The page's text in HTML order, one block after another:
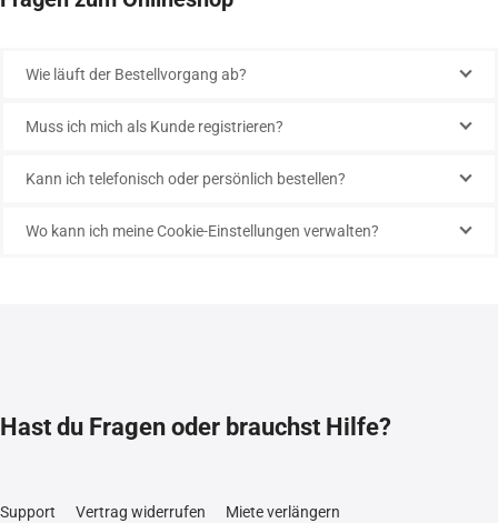
Wie läuft der Bestellvorgang ab?
Muss ich mich als Kunde registrieren?
Kann ich telefonisch oder persönlich bestellen?
Wo kann ich meine Cookie-Einstellungen verwalten?
Hast du Fragen oder brauchst Hilfe?
Support Vertrag widerrufen Miete verlängern